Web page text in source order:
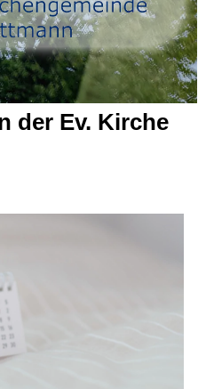
der Ev. Kirche